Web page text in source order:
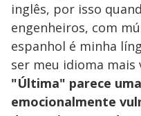
inglês, por isso
engenheiros, com
espanhol é minha
ser meu idioma mais
"Última" parece
emocionalmente